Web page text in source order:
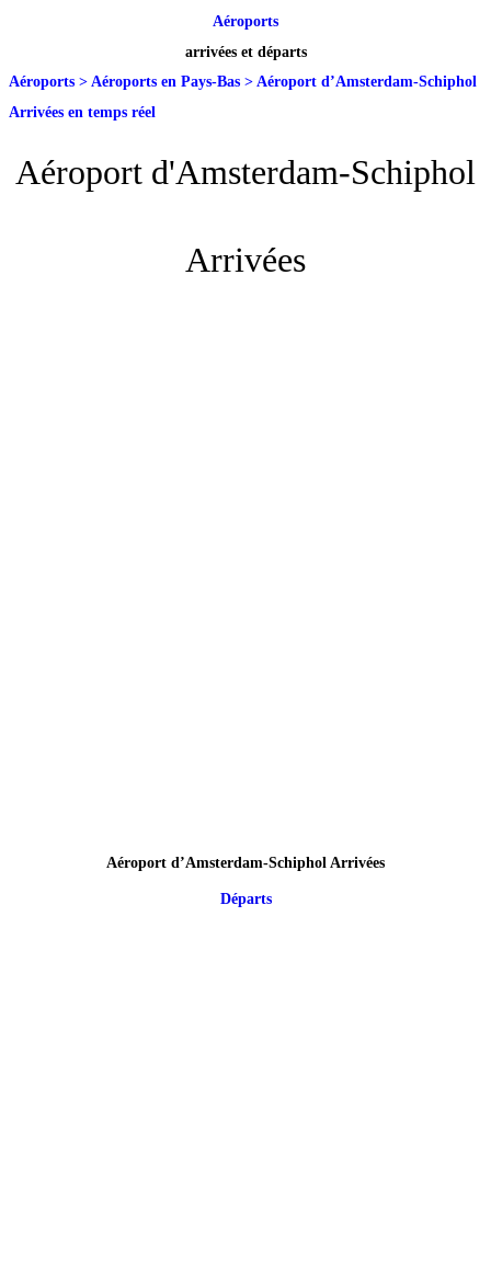
Aéroports
arrivées et départs
Aéroports > Aéroports en Pays-Bas > Aéroport d’Amsterdam-Schiphol
Arrivées en temps réel
Aéroport d'Amsterdam-Schiphol
Arrivées
Aéroport d’Amsterdam-Schiphol Arrivées
Départs